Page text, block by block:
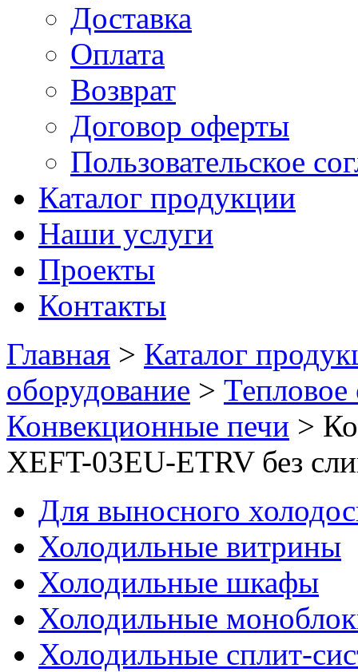
Доставка
Оплата
Возврат
Договор оферты
Пользовательское
Каталог продукции
Наши услуги
Проекты
Контакты
Главная > Каталог
оборудование > Тепловое
Конвекционные печи >
XEFT-03EU-ETRV без
Для выносного
Холодильные витрины
Холодильные шкафы
Холодильные
Холодильные сплит-